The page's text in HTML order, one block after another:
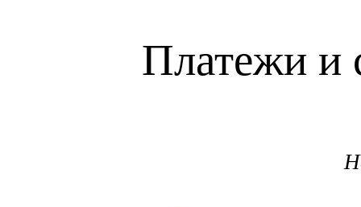
Платежи и